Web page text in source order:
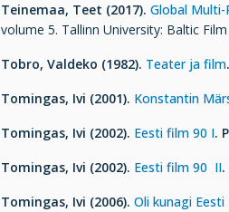
Teinemaa, Teet (2017). Global
volume 5. Tallinn University: Baltic
Tobro, Valdeko (1982). Teater ja film.
Tomingas, Ivi (2001). Konstantin
Tomingas, Ivi (2002). Eesti film 90 I.
Tomingas, Ivi (2002). Eesti film 90 II.
Tomingas, Ivi (2006). Oli kunagi Eesti